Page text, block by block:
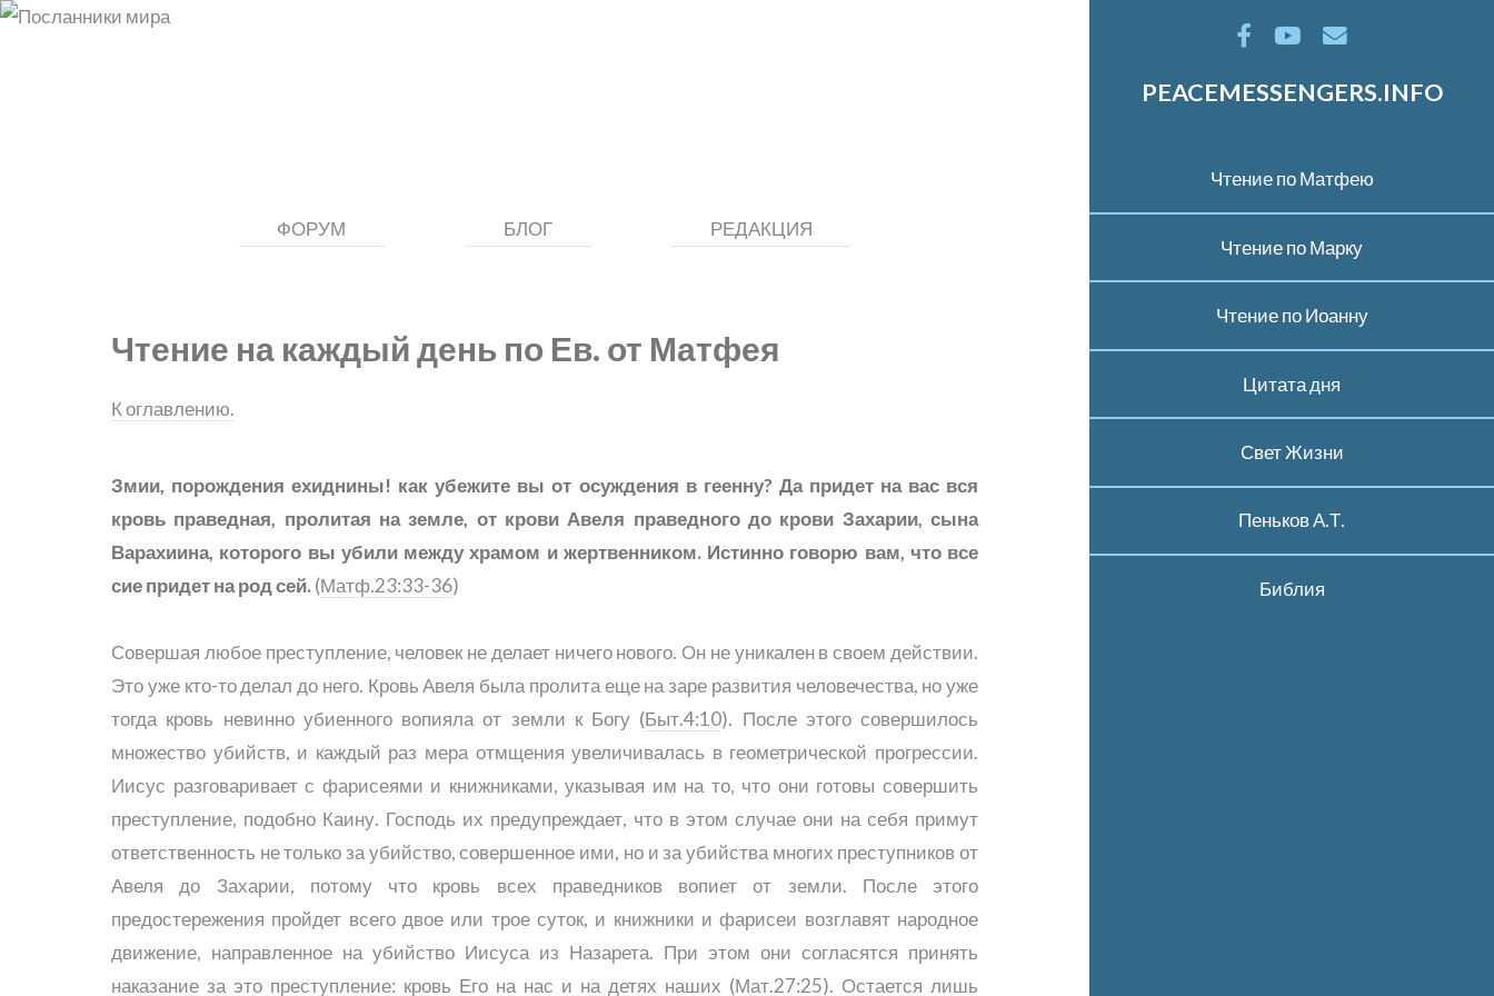
PEACEMESSENGERS.INFO
Чтение по Матфею
Чтение по Марку
Чтение по Иоанну
Цитата дня
Свет Жизни
Пеньков А.Т.
Библия
ФОРУМ БЛОГ РЕДАКЦИЯ
Чтение на каждый день по Ев. от Матфея
К оглавлению.
Змии, порождения ехиднины! как убежите вы от осуждения в геенну? Да придет на вас вся
кровь праведная, пролитая на земле, от крови Авеля праведного до крови Захарии, сына
Варахиина, которого вы убили между храмом и жертвенником. Истинно говорю вам, что все
сие придет на род сей. (Матф.23:33-36)
Совершая любое преступление, человек не делает ничего нового. Он не уникален в своем действии.
Это уже кто-то делал до него. Кровь Авеля была пролита еще на заре развития человечества, но уже
тогда кровь невинно убиенного вопияла от земли к Богу (Быт.4:10). После этого совершилось
множество убийств, и каждый раз мера отмщения увеличивалась в геометрической прогрессии.
Иисус разговаривает с фарисеями и книжниками, указывая им на то, что они готовы совершить
преступление, подобно Каину. Господь их предупреждает, что в этом случае они на себя примут
ответственность не только за убийство, совершенное ими, но и за убийства многих преступников от
Авеля до Захарии, потому что кровь всех праведников вопиет от земли. После этого
предостережения пройдет всего двое или трое суток, и книжники и фарисеи возглавят народное
движение, направленное на убийство Иисуса из Назарета. При этом они согласятся принять
наказание за это преступление: кровь Его на нас и на детях наших (Мат.27:25). Остается лишь